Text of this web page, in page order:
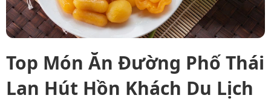
Top Món Ăn Đường Phố Thái
Lan Hút Hồn Khách Du Lịch